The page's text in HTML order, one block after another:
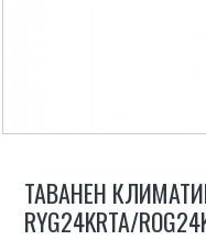
ТАВАНЕН
RYG24KRTA/